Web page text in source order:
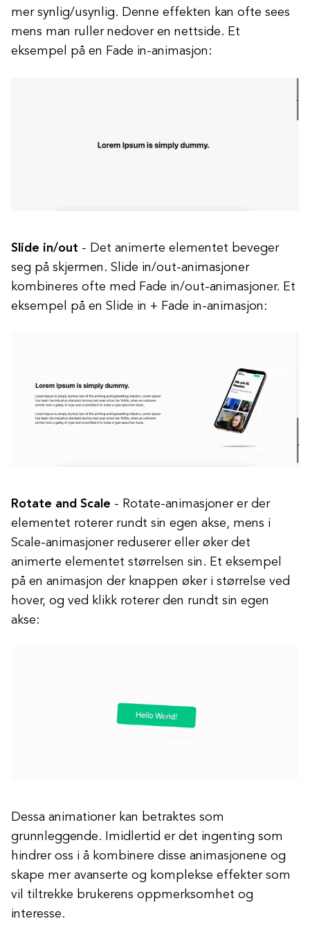
mer synlig/usynlig. Denne effekten kan ofte sees
mens man ruller nedover en nettside. Et
eksempel på en Fade in-animasjon:
Slide in/out - Det animerte elementet beveger
seg på skjermen. Slide in/out-animasjoner
kombineres ofte med Fade in/out-animasjoner. Et
eksempel på en Slide in + Fade in-animasjon:
Rotate and Scale - Rotate-animasjoner er der
elementet roterer rundt sin egen akse, mens i
Scale-animasjoner reduserer eller øker det
animerte elementet størrelsen sin. Et eksempel
på en animasjon der knappen øker i størrelse ved
hover, og ved klikk roterer den rundt sin egen
akse:
Dessa animationer kan betraktes som
grunnleggende. Imidlertid er det ingenting som
hindrer oss i å kombinere disse animasjonene og
skape mer avanserte og komplekse effekter som
vil tiltrekke brukerens oppmerksomhet og
interesse.